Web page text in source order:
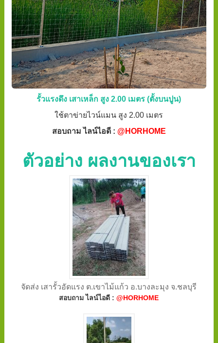
รั้วแรงดึง เสาเหล็ก สูง 2.00 เมตร (ตั้งบนปูน)
ใช้ตาข่ายไวน์แมน สูง 2.00 เมตร
สอบถาม ไลน์ไอดี : @HORHOME
ตัวอย่าง ผลงานของเรา
จัดส่ง เสารั้วอัดแรง ต.เขาไม้แก้ว อ.บางละมุง จ.ชลบุรี
สอบถาม ไลน์ไอดี :@HORHOME